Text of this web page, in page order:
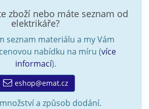
zboží nebo máte seznam od
elektrikáře?
seznam materiálu a my Vám
nabídku na míru (více
informací).
eshop@emat.cz
a způsob dodání.